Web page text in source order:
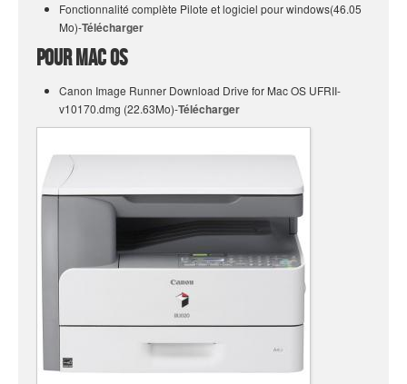
Fonctionnalité complète Pilote et logiciel pour windows(46.05
Mo)-Télécharger
Pour Mac OS
Canon Image Runner Download Drive for Mac OS UFRII-
v10170.dmg (22.63Mo)-Télécharger